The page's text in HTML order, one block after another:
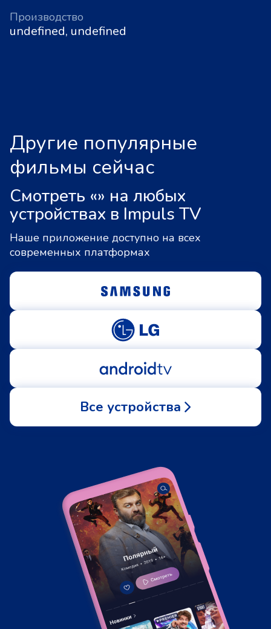
Производство
undefined, undefined
Другие популярные
фильмы сейчас
Смотреть «» на любых
устройствах в Impuls TV
Наше приложение доступно на всех
современных платформах
Все устройства